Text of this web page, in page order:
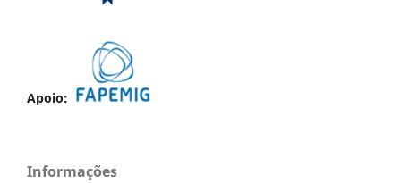
Apoio:
Informações